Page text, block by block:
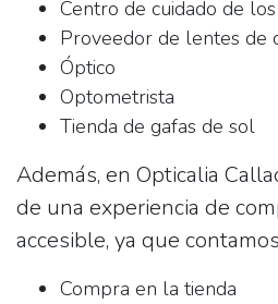
Centro de cuidado de
Proveedor de lentes de
Óptico
Optometrista
Tienda de gafas de sol
Además, en Opticalia
de una experiencia de
accesible, ya que
Compra en la tienda